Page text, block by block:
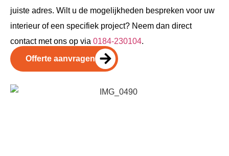
juiste adres. Wilt u de mogelijkheden bespreken voor uw
interieur of een specifiek project? Neem dan direct
contact met ons op via 0184-230104.
Offerte aanvragen